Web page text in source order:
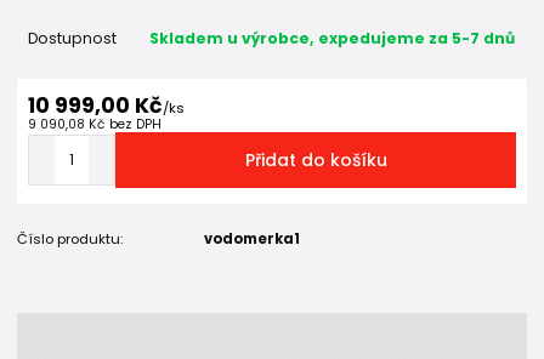
Dostupnost Skladem u výrobce, expedujeme za 5-7 dnů
10 999,00 Kč/ks
9 090,08 Kč bez DPH
Přidat do košíku
Číslo produktu: vodomerka1